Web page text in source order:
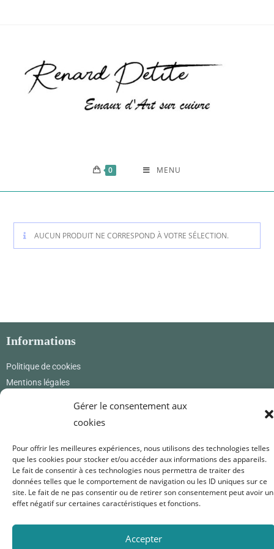
Gérer le consentement aux
cookies
Pour offrir les meilleures expériences, nous utilisons des technologies telles
que les cookies pour stocker et/ou accéder aux informations des appareils.
Le fait de consentir à ces technologies nous permettra de traiter des
données telles que le comportement de navigation ou les ID uniques sur ce
site. Le fait de ne pas consentir ou de retirer son consentement peut avoir un
effet négatif sur certaines caractéristiques et fonctions.
Accepter
0 MENU
AUCUN PRODUIT NE CORRESPOND À VOTRE SÉLECTION.
Informations
Politique de cookies
Mentions légales
Où nous trouver
Renard Petite
12 rue des princes
01800 Pérouges
France
0619171365